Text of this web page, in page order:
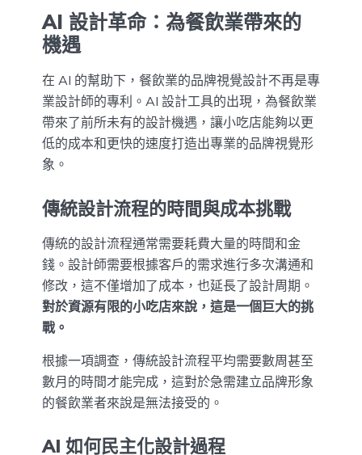
AI 設計革命：為餐飲業帶來的
機遇
在 AI 的幫助下，餐飲業的品牌視覺設計不再是專
業設計師的專利。AI 設計工具的出現，為餐飲業
帶來了前所未有的設計機遇，讓小吃店能夠以更
低的成本和更快的速度打造出專業的品牌視覺形
象。
傳統設計流程的時間與成本挑戰
傳統的設計流程通常需要耗費大量的時間和金
錢。設計師需要根據客戶的需求進行多次溝通和
修改，這不僅增加了成本，也延長了設計周期。
對於資源有限的小吃店來說，這是一個巨大的挑
戰。
根據一項調查，傳統設計流程平均需要數周甚至
數月的時間才能完成，這對於急需建立品牌形象
的餐飲業者來說是無法接受的。
AI 如何民主化設計過程